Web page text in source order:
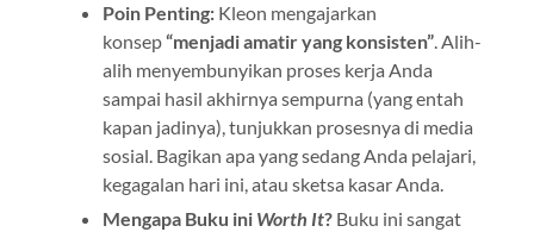
Poin Penting:Kleon mengajarkan
konsep“menjadi amatir yang konsisten”. Alih-
alih menyembunyikan proses kerja Anda
sampai hasil akhirnya sempurna (yang entah
kapan jadinya), tunjukkan prosesnya di media
sosial. Bagikan apa yang sedang Anda pelajari,
kegagalan hari ini, atau sketsa kasar Anda.
Mengapa Buku ini Worth It?Buku ini sangat